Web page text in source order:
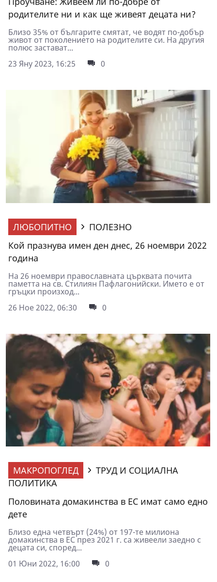
родителите ни и как ще живеят децата ни?
Близо 35% от българите смятат, че водят по-добър
живот от поколението на родителите си. На другия
полюс застават...
23 Яну 2023, 16:25
0
ЛЮБОПИТНО
ПОЛЕЗНО
Кой празнува имен ден днес, 26 ноември 2022
година
На 26 ноември православната църквата почита
паметта на св. Стилиян Пафлагонийски. Името е от
гръцки произход...
26 Ное 2022, 06:30
0
МАКРОПОГЛЕД
ТРУД И СОЦИАЛНА
ПОЛИТИКА
Половината домакинства в ЕС имат само едно
дете
Близо една четвърт (24%) от 197-те милиона
домакинства в ЕС през 2021 г. са живеели заедно с
децата си, според...
01 Юни 2022, 16:00
0